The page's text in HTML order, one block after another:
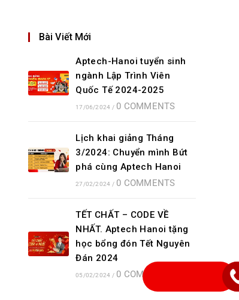
Bài Viết Mới
Aptech-Hanoi tuyển sinh
ngành Lập Trình Viên
Quốc Tế 2024-2025
17/06/2024 / 0 COMMENTS
Lịch khai giảng Tháng
3/2024: Chuyển mình Bứt
phá cùng Aptech Hanoi
27/02/2024 / 0 COMMENTS
TẾT CHẤT – CODE VỀ
NHẤT. Aptech Hanoi tặng
học bổng đón Tết Nguyên
Đán 2024
05/02/2024 / 0 COMMENTS